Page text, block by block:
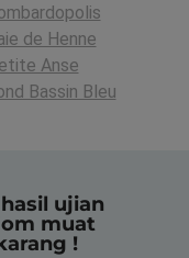
de Henne
Anse
Bassin Bleu
ujian
muat
!